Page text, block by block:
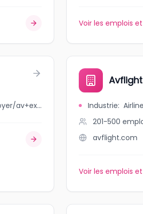
Voir les emplois
jobbank.gc.ca/browsejobs/employer/av+exterior+ltd/ca Industrie:
201-500
avflight.com
Voir les emplois